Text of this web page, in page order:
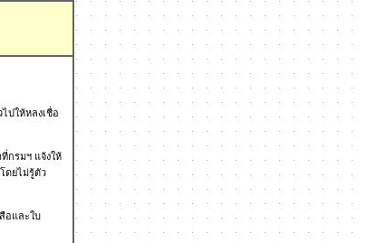
ปให้หลงเชื่อ
กรมฯ แจ้งให้
ดยไม่รู้ตัว
อและใบ